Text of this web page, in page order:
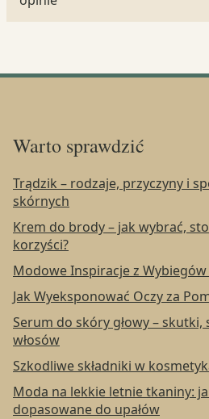
Warto sprawdzić
Trądzik – rodzaje, przyczyny i
skórnych
Krem do brody – jak wybrać,
korzyści?
Modowe Inspiracje z Wybiegów
Jak Wyeksponować Oczy za
Serum do skóry głowy – skutki,
włosów
Szkodliwe składniki w
Moda na lekkie letnie tkaniny:
dopasowane do upałów